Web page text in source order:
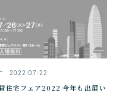
2022-07-22
住宅フェア2022 今年も出展い